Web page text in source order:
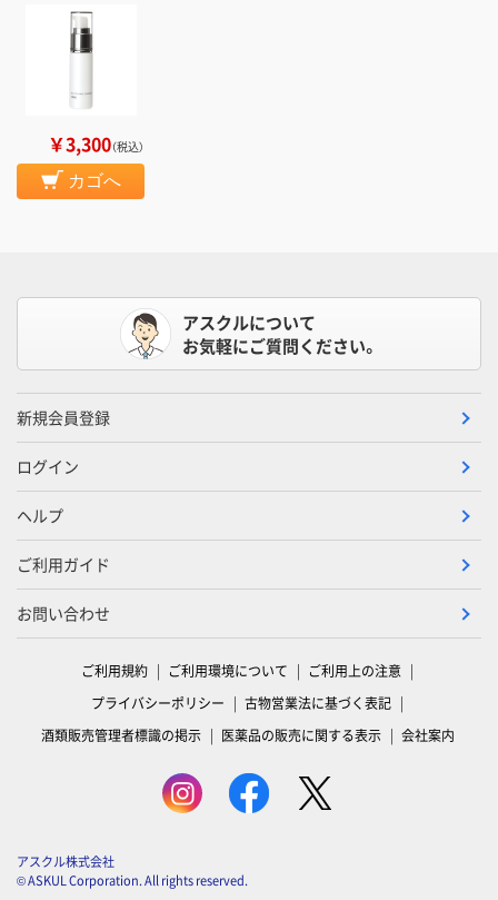
￥3,300（税込）
カゴへ
アスクルについて
お気軽にご質問ください。
新規会員登録
ログイン
ヘルプ
ご利用ガイド
お問い合わせ
ご利用規約 ご利用環境について
ご利用上の注意
プライバシーポリシー
古物営業法に基づく表記
酒類販売管理者標識の掲示
医薬品の販売に関する表示 会社案内
アスクル株式会社
© ASKUL Corporation. All rights reserved.